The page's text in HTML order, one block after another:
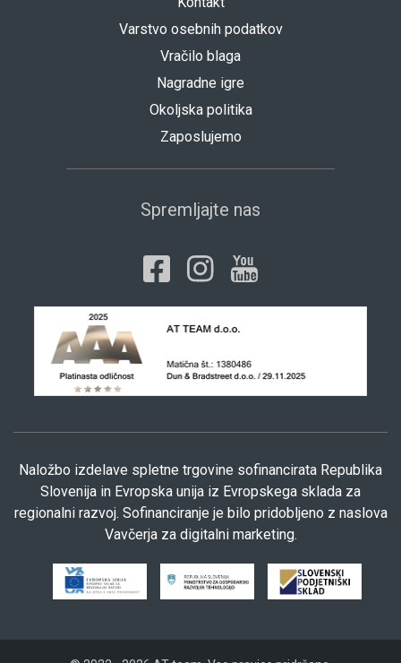
Varstvo osebnih podatkov
Vračilo blaga
Nagradne igre
Okoljska politika
Zaposlujemo
Spremljajte nas
Naložbo izdelave spletne trgovine sofinancirata Republika
Slovenija in Evropska unija iz Evropskega sklada za
regionalni razvoj. Sofinanciranje je bilo pridobljeno z naslova
Vavčerja za digitalni marketing.